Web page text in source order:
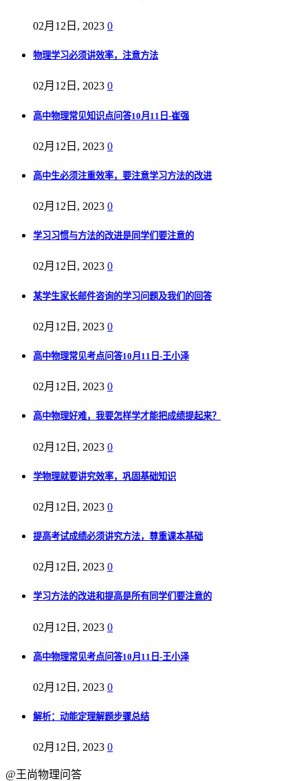
02月12日, 2023 0
物理学习必须讲效率，注意方法
02月12日, 2023 0
高中物理常见知识点问答10月11日-崔强
02月12日, 2023 0
高中生必须注重效率，要注意学习方法的改进
02月12日, 2023 0
学习习惯与方法的改进是同学们要注意的
02月12日, 2023 0
某学生家长邮件咨询的学习问题及我们的回答
02月12日, 2023 0
高中物理常见考点问答10月11日-王小泽
02月12日, 2023 0
高中物理好难，我要怎样学才能把成绩提起来？
02月12日, 2023 0
学物理就要讲究效率，巩固基础知识
02月12日, 2023 0
提高考试成绩必须讲究方法，尊重课本基础
02月12日, 2023 0
学习方法的改进和提高是所有同学们要注意的
02月12日, 2023 0
高中物理常见考点问答10月11日-王小泽
02月12日, 2023 0
解析：动能定理解题步骤总结
02月12日, 2023 0
@王尚物理问答